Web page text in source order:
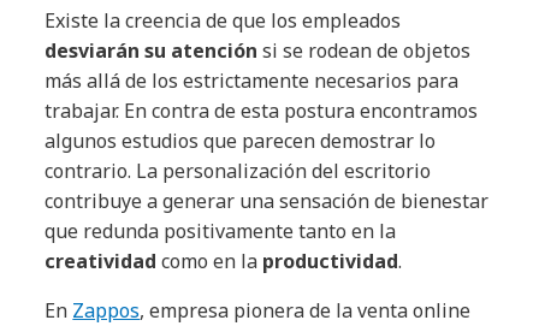
Existe la creencia de que los empleados
desviarán su atención si se rodean de objetos
más allá de los estrictamente necesarios para
trabajar. En contra de esta postura encontramos
algunos estudios que parecen demostrar lo
contrario. La personalización del escritorio
contribuye a generar una sensación de bienestar
que redunda positivamente tanto en la
creatividad como en la productividad.
En Zappos, empresa pionera de la venta online